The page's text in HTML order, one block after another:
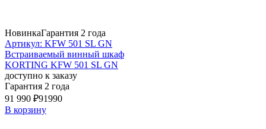
НовинкаГарантия 2 года
Артикул: KFW 501 SL GN
Встраиваемый винный шкаф
KORTING KFW 501 SL GN
доступно к заказу
Гарантия 2 года
91 990 ₽91990
В корзину